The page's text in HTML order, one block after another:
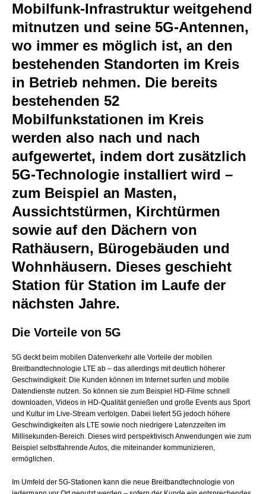
Mobilfunk-Infrastruktur weitgehend
mitnutzen und seine 5G-Antennen,
wo immer es möglich ist, an den
bestehenden Standorten im Kreis
in Betrieb nehmen. Die bereits
bestehenden 52
Mobilfunkstationen im Kreis
werden also nach und nach
aufgewertet, indem dort zusätzlich
5G-Technologie installiert wird –
zum Beispiel an Masten,
Aussichtstürmen, Kirchtürmen
sowie auf den Dächern von
Rathäusern, Bürogebäuden und
Wohnhäusern. Dieses geschieht
Station für Station im Laufe der
nächsten Jahre.
Die Vorteile von 5G
5G deckt beim mobilen Datenverkehr alle Vorteile der mobilen
Breitbandtechnologie LTE ab – das allerdings mit deutlich höherer
Geschwindigkeit: Die Kunden können im Internet surfen und mobile
Datendienste nutzen. So können sie zum Beispiel HD-Filme schnell
downloaden, Videos in HD-Qualität genießen und große Events aus Sport
und Kultur im Live-Stream verfolgen. Dabei liefert 5G jedoch höhere
Geschwindigkeiten als LTE sowie noch niedrigere Latenzzeiten im
Millisekunden-Bereich. Dieses wird perspektivisch Anwendungen wie zum
Beispiel selbstfahrende Autos, die miteinander kommunizieren,
ermöglichen.
Im Umfeld der 5G-Stationen kann die neue Breitbandtechnologie von